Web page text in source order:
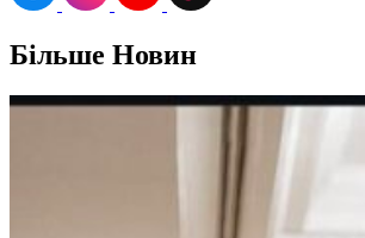
Більше Новин